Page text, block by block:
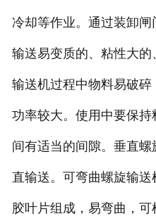
冷却等作业。通过装卸
输送易变质的、粘性大的
输送机过程中物料易破
功率较大。使用中要保
间有适当的间隙。垂直
直输送。可弯曲螺旋输
胶叶片组成，易弯曲，